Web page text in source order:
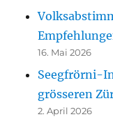
16. Mai 2026
Seegfrörni-
grösseren
2. April 2026